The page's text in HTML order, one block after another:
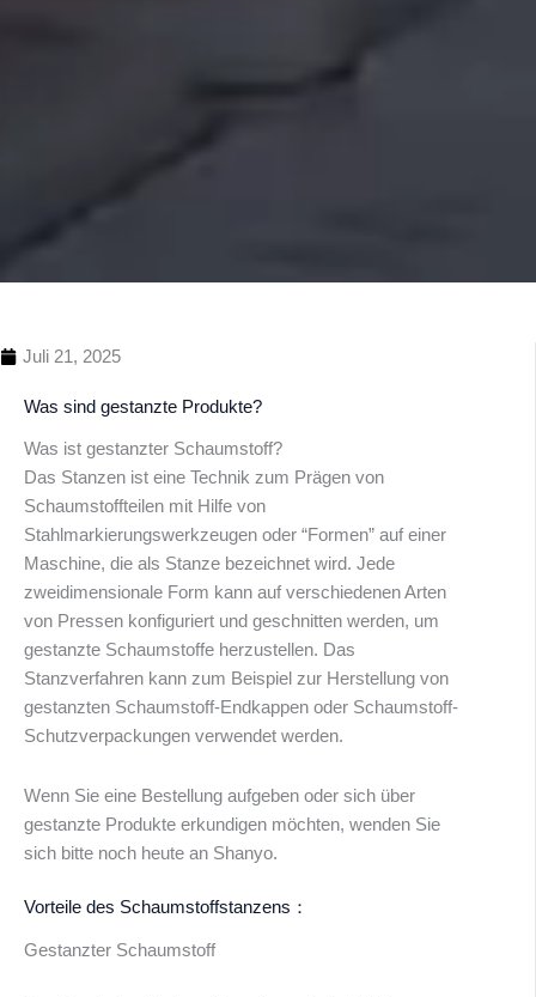
Juli 21, 2025
Was sind gestanzte Produkte?
Was ist gestanzter Schaumstoff?
Das Stanzen ist eine Technik zum Prägen von
Schaumstoffteilen mit Hilfe von
Stahlmarkierungswerkzeugen oder “Formen” auf einer
Maschine, die als Stanze bezeichnet wird. Jede
zweidimensionale Form kann auf verschiedenen Arten
von Pressen konfiguriert und geschnitten werden, um
gestanzte Schaumstoffe herzustellen. Das
Stanzverfahren kann zum Beispiel zur Herstellung von
gestanzten Schaumstoff-Endkappen oder Schaumstoff-
Schutzverpackungen verwendet werden.
Wenn Sie eine Bestellung aufgeben oder sich über
gestanzte Produkte erkundigen möchten, wenden Sie
sich bitte noch heute an Shanyo.
Vorteile des Schaumstoffstanzens：
Gestanzter Schaumstoff